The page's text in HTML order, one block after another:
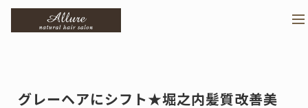
グレーヘアにシフト★堀之内髪質改善美